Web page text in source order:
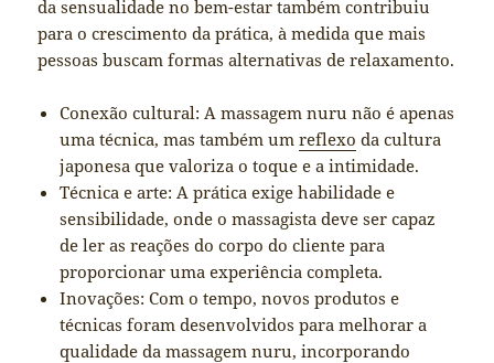
da sensualidade no bem-estar também contribuiu
para o crescimento da prática, à medida que mais
pessoas buscam formas alternativas de relaxamento.
Conexão cultural: A massagem nuru não é apenas
uma técnica, mas também umreflexo da cultura
japonesa que valoriza o toque e a intimidade.
Técnica e arte: A prática exige habilidade e
sensibilidade, onde o massagista deve ser capaz
de ler as reações do corpo do cliente para
proporcionar uma experiência completa.
Inovações: Com o tempo, novos produtos e
técnicas foram desenvolvidos para melhorar a
qualidade da massagem nuru, incorporando